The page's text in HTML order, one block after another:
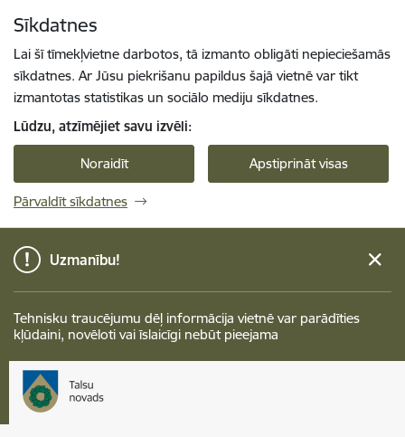
Sīkdatnes
Lai šī tīmekļvietne darbotos, tā izmanto obligāti nepieciešamās
sīkdatnes. Ar Jūsu piekrišanu papildus šajā vietnē var tikt
izmantotas statistikas un sociālo mediju sīkdatnes.
Lūdzu, atzīmējiet savu izvēli:
Noraidīt Apstiprināt visas
Pārvaldīt sīkdatnes
Uzmanību!
Tehnisku traucējumu dēļ informācija vietnē var parādīties
kļūdaini, novēloti vai īslaicīgi nebūt pieejama